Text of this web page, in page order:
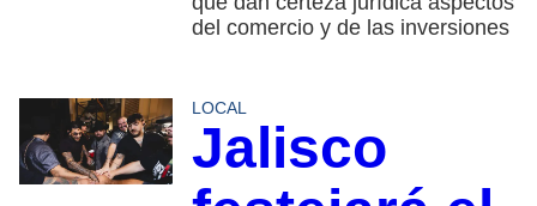
del comercio y de las inversiones
LOCAL
Jalisco